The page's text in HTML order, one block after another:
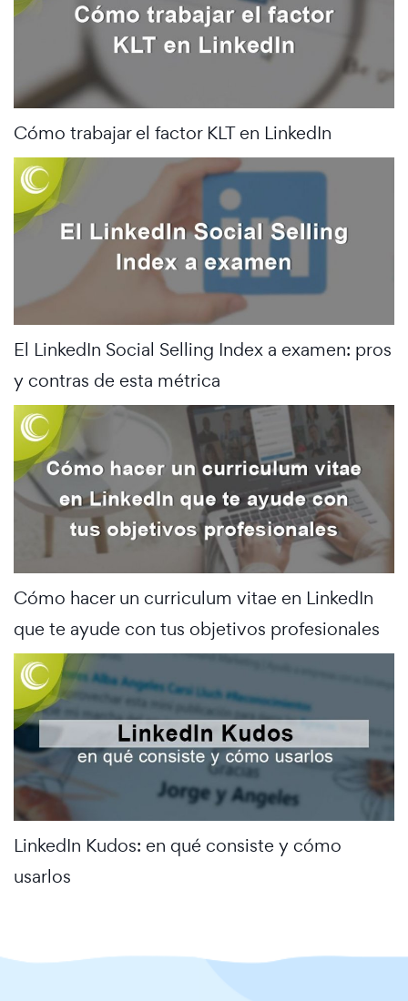
Cómo trabajar el factor KLT en LinkedIn
El LinkedIn Social Selling Index a examen: pros
y contras de esta métrica
Cómo hacer un curriculum vitae en LinkedIn
que te ayude con tus objetivos profesionales
LinkedIn Kudos: en qué consiste y cómo
usarlos